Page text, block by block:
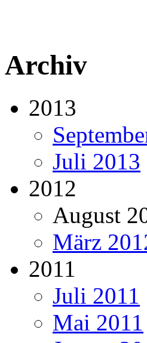
Archiv
2013
Juli 2013
2012
August
März
2011
Juli 2011
Mai 2011